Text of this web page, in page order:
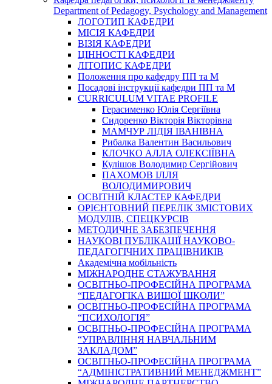
Department of Pedagogy, Psychology and Management
ЛОГОТИП КАФЕДРИ
МІСІЯ КАФЕДРИ
ВІЗІЯ КАФЕДРИ
ЦІННОСТІ КАФЕДРИ
ЛІТОПИС КАФЕДРИ
Положення про кафедру ПП та М
Посадові інструкції кафедри ПП та М
CURRICULUM VITAE PROFILE
Герасименко Юлія Сергіївна
Сидоренко Вікторія Вікторівна
МАМЧУР ЛІДІЯ ІВАНІВНА
Рибалка Валентин Васильович
КЛОЧКО АЛЛА ОЛЕКСІЇВНА
Кулішов Володимир Сергійович
ПАХОМОВ ІЛЛЯ
ВОЛОДИМИРОВИЧ
ОСВІТНІЙ КЛАСТЕР КАФЕДРИ
ОРІЄНТОВНИЙ ПЕРЕЛІК ЗМІСТОВИХ
МОДУЛІВ, СПЕЦКУРСІВ
МЕТОДИЧНЕ ЗАБЕЗПЕЧЕННЯ
НАУКОВІ ПУБЛІКАЦІЇ НАУКОВО-
ПЕДАГОГІЧНИХ ПРАЦІВНИКІВ
Академічна мобільність
МІЖНАРОДНЕ СТАЖУВАННЯ
ОСВІТНЬО-ПРОФЕСІЙНА ПРОГРАМА
“ПЕДАГОГІКА ВИЩОЇ ШКОЛИ”
ОСВІТНЬО-ПРОФЕСІЙНА ПРОГРАМА
“ПСИХОЛОГІЯ”
ОСВІТНЬО-ПРОФЕСІЙНА ПРОГРАМА
“УПРАВЛІННЯ НАВЧАЛЬНИМ
ЗАКЛАДОМ”
ОСВІТНЬО-ПРОФЕСІЙНА ПРОГРАМА
“АДМІНІСТРАТИВНИЙ МЕНЕДЖМЕНТ”